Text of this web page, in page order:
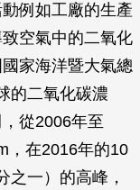
例如工廠的生產
空氣中的二氧化
家海洋暨大氣總
的二氧化碳濃
從2006年至
，在2016年的10
之一）的高峰，